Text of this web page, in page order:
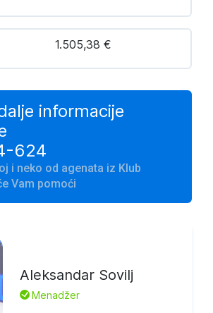
1.505,38 €
informacije
624
i neko od agenata iz Klub
Vam pomoći
Aleksandar Sovilj
L Menadžer